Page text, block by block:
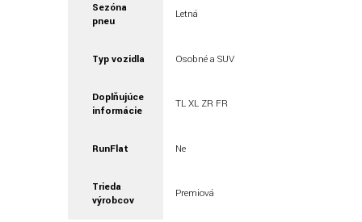
Sezóna
pneu
Letná
Typ vozidla Osobné a SUV
Doplňujúce
informácie
TL XL ZR FR
RunFlat Ne
Trieda
výrobcov
Premiová